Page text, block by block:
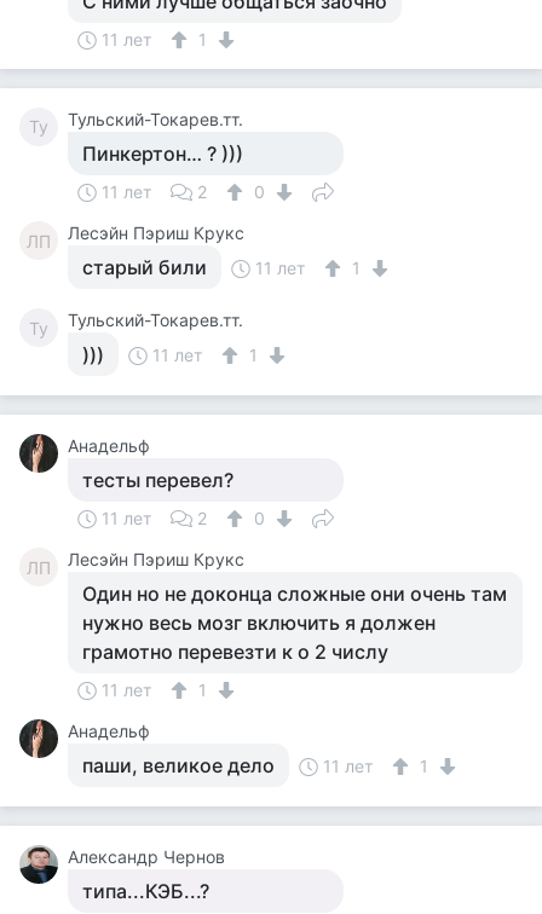
11 лет 1
Ту Тульский-Токарев.тт.
Пинкертон… ? )))
11 лет 2 0
ЛП Лесэйн Пэриш Крукс
старый били 11 лет 1
Ту Тульский-Токарев.тт.
))) 11 лет 1
Анадельф
тесты перевел?
11 лет 2 0
ЛП Лесэйн Пэриш Крукс
Один но не доконца сложные они очень там
нужно весь мозг включить я должен
грамотно перевезти к о 2 числу
11 лет
1
Анадельф
паши, великое дело 11 лет 1
Александр Чернов
типа...КЭБ...?